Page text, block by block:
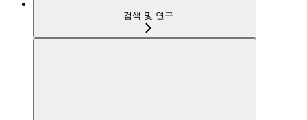
검색 및 연구